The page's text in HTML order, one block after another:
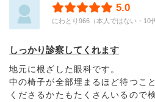
5.0
にわとり966（本人ではない・10
しっかり診察してくれます
地元に根ざした眼科です。
中の椅子が全部埋まるほど待つこ
くださるかたもたくさんいるので